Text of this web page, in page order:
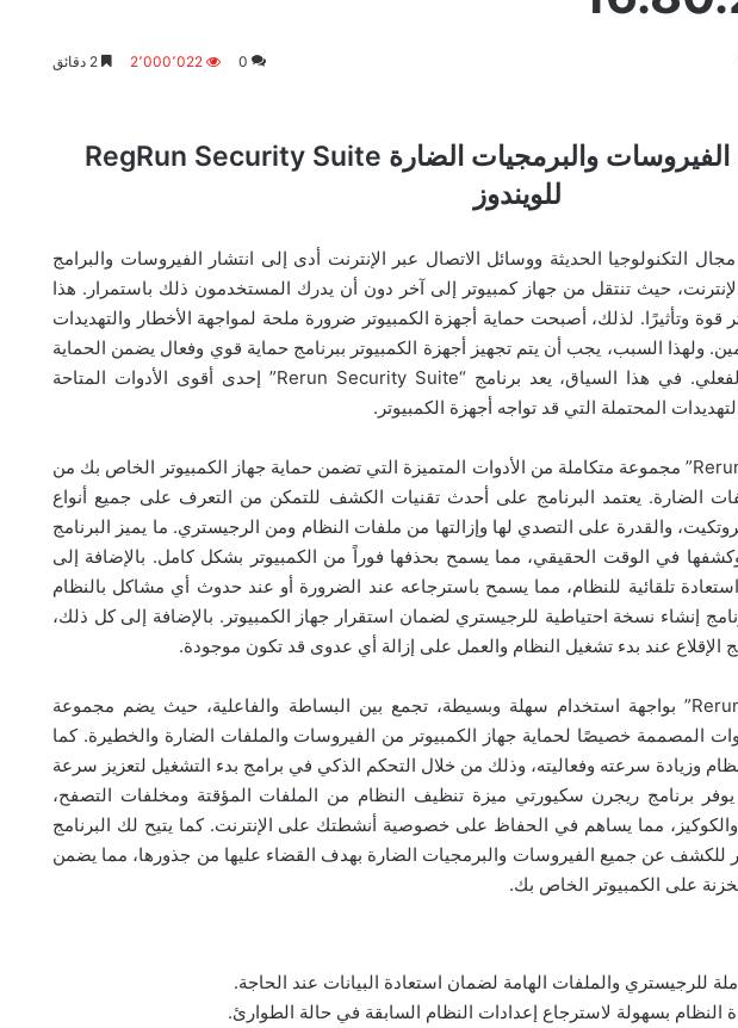
0 2٬000٬022
تحميل برنامج حذف الفيروسات والبرمجيات الضارة RegRun Security Suite
للويندوز
التكنولوجيا الحديثة ووسائل الاتصال عبر الإنترنت أدى إلى انتشار الفيروسات والبرامج
حيث تنتقل من جهاز كمبيوتر إلى آخر دون أن يدرك المستخدمون ذلك باستمرار. هذا
قوة وتأثيرًا. لذلك، أصبحت حماية أجهزة الكمبيوتر ضرورة ملحة لمواجهة الأخطار والتهديدات
ولهذا السبب، يجب أن يتم تجهيز أجهزة الكمبيوتر ببرنامج حماية قوي وفعال يضمن الحماية
الكاملة من العدوى في الوقت الفعلي. في هذا السياق، يعد برنامج “Rerun Security Suite” إحدى أقوى الأدوات المتاحة
المحتملة التي قد تواجه أجهزة الكمبيوتر.
يتضمن برنامج “Rerun Security Suite” مجموعة متكاملة من الأدوات المتميزة التي تضمن حماية جهاز الكمبيوتر الخاص بك من
الضارة. يعتمد البرنامج على أحدث تقنيات الكشف للتمكن من التعرف على جميع أنواع
والقدرة على التصدي لها وإزالتها من ملفات النظام ومن الرجيستري. ما يميز البرنامج
في الوقت الحقيقي، مما يسمح بحذفها فوراً من الكمبيوتر بشكل كامل. بالإضافة إلى
تلقائية للنظام، مما يسمح باسترجاعه عند الضرورة أو عند حدوث أي مشاكل بالنظام
إنشاء نسخة احتياطية للرجيستري لضمان استقرار جهاز الكمبيوتر. بالإضافة إلى كل ذلك،
الإقلاع عند بدء تشغيل النظام والعمل على إزالة أي عدوى قد تكون موجودة.
يتميز برنامج “Rerun Security Suite” بواجهة استخدام سهلة وبسيطة، تجمع بين البساطة والفاعلية، حيث يضم مجموعة
المصممة خصيصًا لحماية جهاز الكمبيوتر من الفيروسات والملفات الضارة والخطيرة. كما
وزيادة سرعته وفعاليته، وذلك من خلال التحكم الذكي في برامج بدء التشغيل لتعزيز سرعة
يوفر برنامج ريجرن سكيورتي ميزة تنظيف النظام من الملفات المؤقتة ومخلفات التصفح،
والكوكيز، مما يساهم في الحفاظ على خصوصية أنشطتك على الإنترنت. كما يتيح لك البرنامج
للكشف عن جميع الفيروسات والبرمجيات الضارة بهدف القضاء عليها من جذورها، مما يضمن
على الكمبيوتر الخاص بك.
للرجيستري والملفات الهامة لضمان استعادة البيانات عند الحاجة.
النظام بسهولة لاسترجاع إعدادات النظام السابقة في حالة الطوارئ.